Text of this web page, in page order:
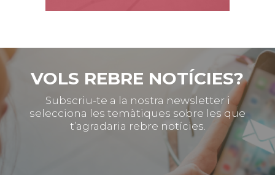
VOLS REBRE NOTÍCIES?
Subscriu-te a la nostra newsletter i
selecciona les temàtiques sobre les que
t’agradaria rebre notícies.